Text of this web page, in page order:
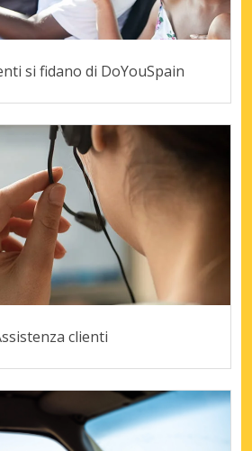
si fidano di DoYouSpain
clienti